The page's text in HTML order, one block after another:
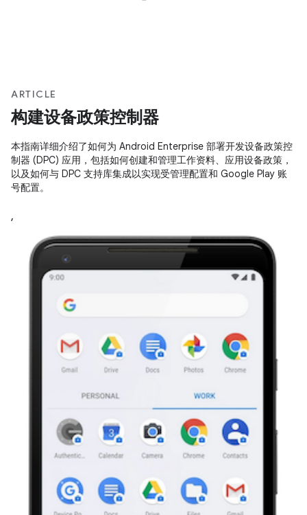
ARTICLE
构建设备政策控制器
本指南详细介绍了如何为 Android Enterprise 部署开发设备政策控
制器 (DPC) 应用，包括如何创建和管理工作资料、应用设备政策，
以及如何与 DPC 支持库集成以实现受管理配置和 Google Play 账
号配置。
,